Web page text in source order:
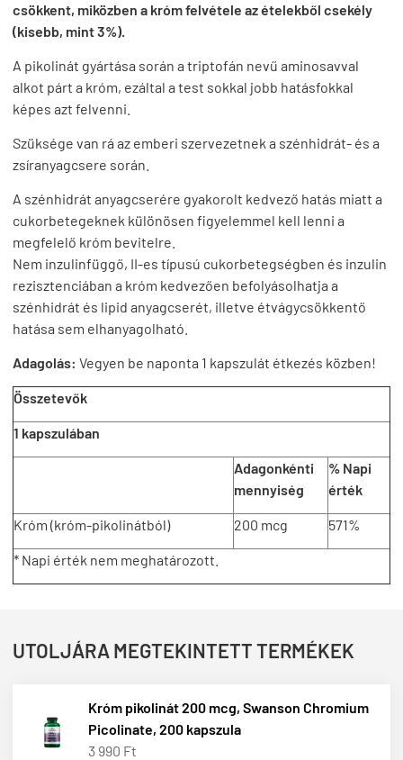
csökkent, miközben a króm felvétele az ételekből csekély
(kisebb, mint 3%).
A pikolinát gyártása során a triptofán nevű aminosavval
alkot párt a króm, ezáltal a test sokkal jobb hatásfokkal
képes azt felvenni.
Szüksége van rá az emberi szervezetnek a szénhidrát- és a
zsíranyagcsere során.
A szénhidrát anyagcserére gyakorolt kedvező hatás miatt a
cukorbetegeknek különösen figyelemmel kell lenni a
megfelelő króm bevitelre.
Nem inzulinfüggő, II-es típusú cukorbetegségben és inzulin
rezisztenciában a króm kedvezően befolyásolhatja a
szénhidrát és lipid anyagcserét, illetve étvágycsökkentő
hatása sem elhanyagolható.
Adagolás: Vegyen be naponta 1 kapszulát étkezés közben!
Összetevők
1 kapszulában
Adagonkénti
mennyiség
% Napi
érték
Króm (króm-pikolinátból) 200 mcg 571%
* Napi érték nem meghatározott.
UTOLJÁRA MEGTEKINTETT TERMÉKEK
Króm pikolinát 200 mcg, Swanson Chromium
Picolinate, 200 kapszula
3 990 Ft